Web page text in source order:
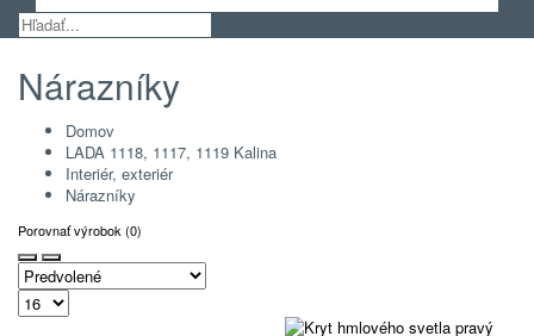
Nárazníky
Domov
LADA 1118, 1117, 1119 Kalina
Interiér, exteriér
Nárazníky
Porovnať výrobok (0)